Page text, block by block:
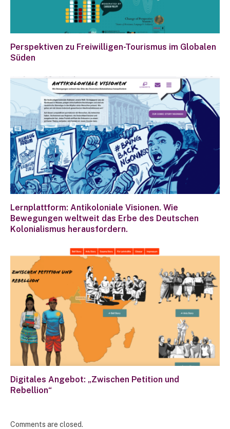
Perspektiven zu Freiwilligen-Tourismus im Globalen
Süden
Lernplattform: Antikoloniale Visionen. Wie
Bewegungen weltweit das Erbe des Deutschen
Kolonialismus herausfordern.
Digitales Angebot: „Zwischen Petition und
Rebellion“
Comments are closed.